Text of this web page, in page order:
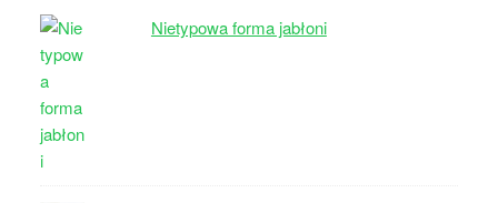
Nietypowa forma jabłoni